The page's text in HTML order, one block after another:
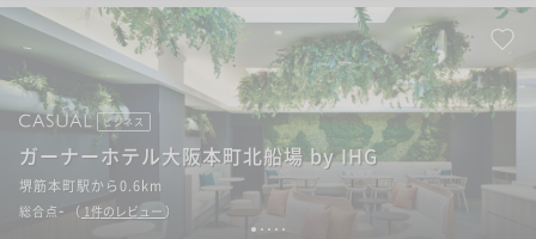
1 2 3 4 5
ビジネス
ガーナーホテル大阪本町北船場 by IHG
堺筋本町駅から0.6km
総合点- （ 1件のレビュー ）